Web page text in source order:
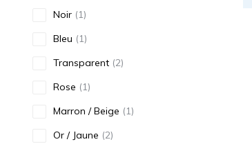
Noir (1)
Bleu (1)
Transparent (2)
Rose (1)
Marron / Beige (1)
Or / Jaune (2)